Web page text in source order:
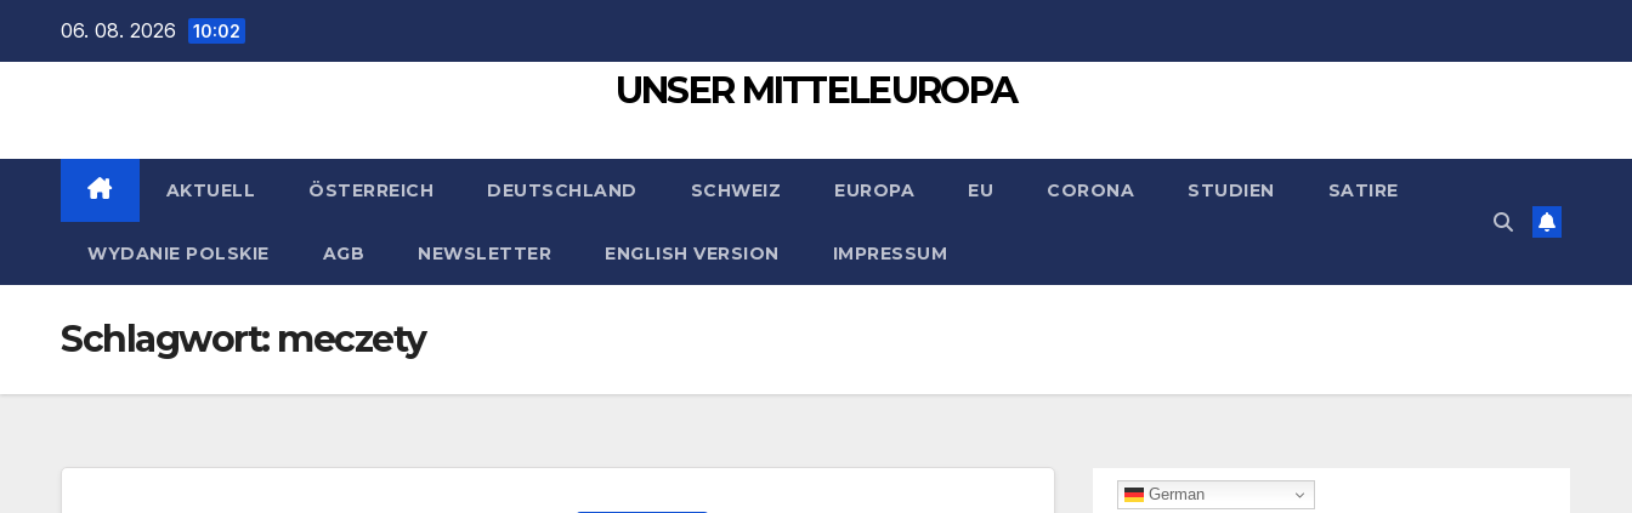
06. 08. 2026 10:02
UNSER MITTELEUROPA
AKTUELL ÖSTERREICH DEUTSCHLAND SCHWEIZ EUROPA EU CORONA STUDIEN SATIRE
WYDANIE POLSKIE AGB NEWSLETTER ENGLISH VERSION IMPRESSUM
Schlagwort: meczety
German